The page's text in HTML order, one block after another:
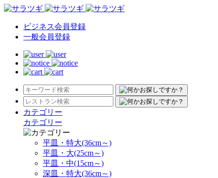
ビジネス会員登録
一般会員登録
カテゴリー
カテゴリー
平皿・特大(36cm～)
平皿・大(25cm～)
平皿・中(15cm～)
深皿・特大(36cm～)